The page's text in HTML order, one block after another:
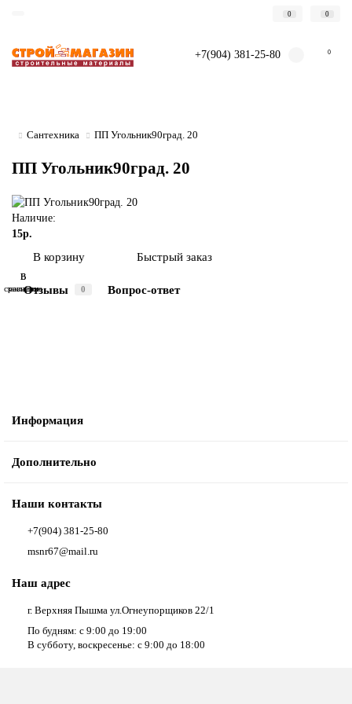
0 0
+7(904) 381-25-80 0
Сантехника ПП Угольник90град. 20
ПП Угольник90град. 20
Наличие:
15р.
В корзину Быстрый заказ
В
закладки
В
сравнениеОтзывы 0 Вопрос-ответ
Информация
Дополнительно
Наши контакты
+7(904) 381-25-80
msnr67@mail.ru
Наш адрес
г. Верхняя Пышма ул.Огнеупорщиков 22/1
По будням: с 9:00 до 19:00
В субботу, воскресенье: с 9:00 до 18:00